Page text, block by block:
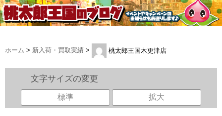
ホーム > 新入荷・買取実績 > 桃太郎王国木更津店
文字サイズの変更
標準 拡大